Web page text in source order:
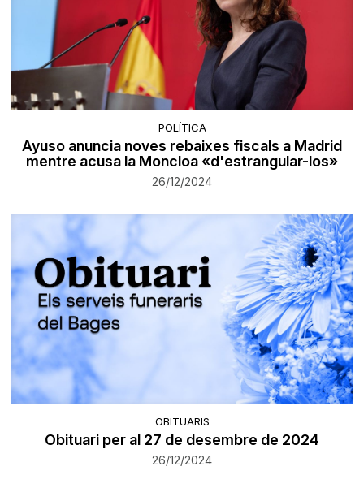
POLÍTICA
Ayuso anuncia noves rebaixes fiscals a Madrid
mentre acusa la Moncloa «d'estrangular-los»
26/12/2024
OBITUARIS
Obituari per al 27 de desembre de 2024
26/12/2024